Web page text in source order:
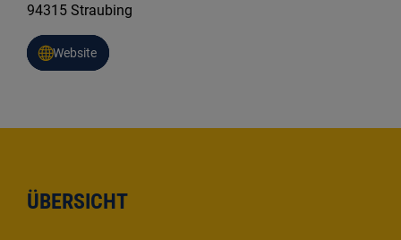
94315 Straubing
Website
ÜBERSICHT